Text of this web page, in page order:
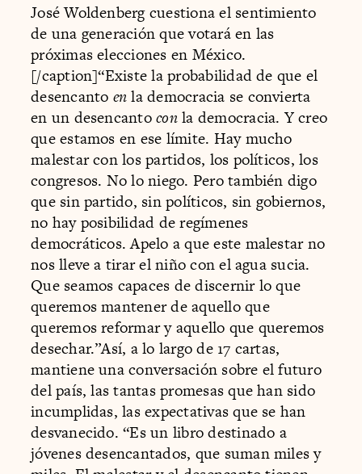
José Woldenberg cuestiona el sentimiento
de una generación que votará en las
próximas elecciones en México.
[/caption]“Existe la probabilidad de que el
desencanto enla democracia se convierta
en un desencantoconla democracia. Y creo
que estamos en ese límite. Hay mucho
malestar con los partidos, los políticos, los
congresos. No lo niego. Pero también digo
que sin partido, sin políticos, sin gobiernos,
no hay posibilidad de regímenes
democráticos. Apelo a que este malestar no
nos lleve a tirar el niño con el agua sucia.
Que seamos capaces de discernir lo que
queremos mantener de aquello que
queremos reformar y aquello que queremos
desechar.”Así, a lo largo de 17 cartas,
mantiene una conversación sobre el futuro
del país, las tantas promesas que han sido
incumplidas, las expectativas que se han
desvanecido. “Es un libro destinado a
jóvenes desencantados, que suman miles y